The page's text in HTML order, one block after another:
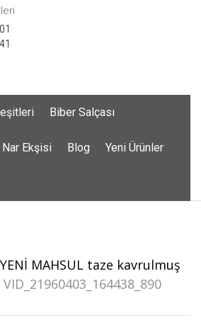
Biber Salçası
Nar Ekşisi Blog Yeni Ürünler
MAHSUL taze kavrulmuş
VID_21960403_164438_890